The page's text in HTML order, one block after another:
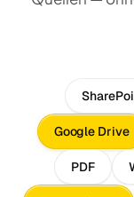
Google Drive
PDF